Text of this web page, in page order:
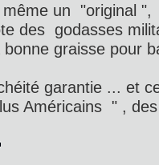
même un "original
des godasses
bonne graisse pour
garantie ... et
Américains " ,